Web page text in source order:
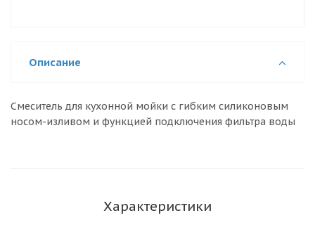
Описание
Смеситель для кухонной мойки с гибким силиконовым
носом-изливом и функцией подключения фильтра воды
Характеристики